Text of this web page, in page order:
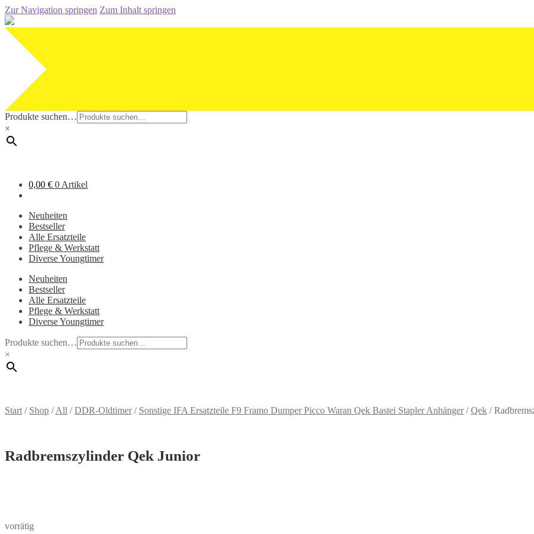
Zur Navigation springen Zum Inhalt springen
Produkte suchen…
×
0,00 € 0 Artikel
Neuheiten
Bestseller
Alle Ersatzteile
Pflege & Werkstatt
Diverse Youngtimer
Neuheiten
Bestseller
Alle Ersatzteile
Pflege & Werkstatt
Diverse Youngtimer
Produkte suchen…
×
Start / Shop /All /DDR-Oldtimer/ Sonstige IFA Ersatzteile F9 Framo Dumper Picco Waran Qek Bastei Stapler Anhänger/Qek /
Radbremszylinder Qek Junior
vorrätig